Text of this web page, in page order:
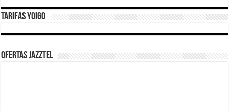
Tarifas Yoigo
Ofertas Jazztel